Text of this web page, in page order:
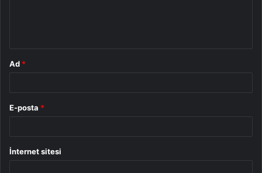
Ad *
E-posta *
İnternet sitesi